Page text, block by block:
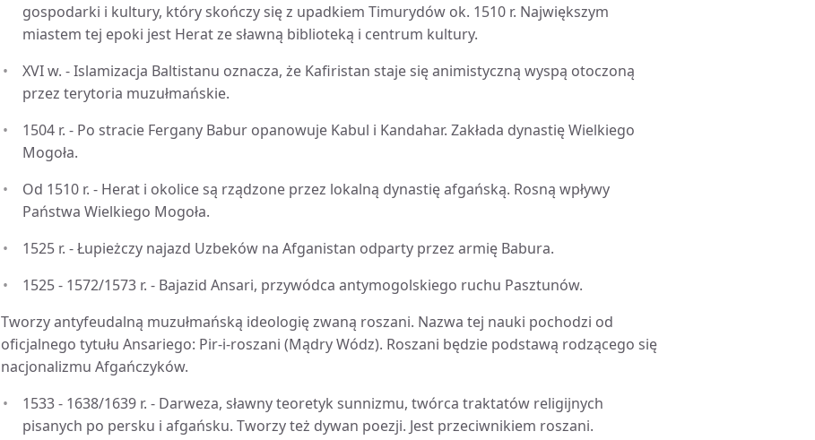
gospodarki i kultury, który skończy się z upadkiem Timurydów ok. 1510 r. Największym
miastem tej epoki jest Herat ze sławną biblioteką i centrum kultury.
XVI w. - Islamizacja Baltistanu oznacza, że Kafiristan staje się animistyczną wyspą otoczoną
przez terytoria muzułmańskie.
1504 r. - Po stracie Fergany Babur opanowuje Kabul i Kandahar. Zakłada dynastię Wielkiego
Mogoła.
Od 1510 r. - Herat i okolice są rządzone przez lokalną dynastię afgańską. Rosną wpływy
Państwa Wielkiego Mogoła.
1525 r. - Łupieżczy najazd Uzbeków na Afganistan odparty przez armię Babura.
1525 - 1572/1573 r. - Bajazid Ansari, przywódca antymogolskiego ruchu Pasztunów.
Tworzy antyfeudalną muzułmańską ideologię zwaną roszani. Nazwa tej nauki pochodzi od
oficjalnego tytułu Ansariego: Pir-i-roszani (Mądry Wódz). Roszani będzie podstawą rodzącego się
nacjonalizmu Afgańczyków.
1533 - 1638/1639 r. - Darweza, sławny teoretyk sunnizmu, twórca traktatów religijnych
pisanych po persku i afgańsku. Tworzy też dywan poezji. Jest przeciwnikiem roszani.